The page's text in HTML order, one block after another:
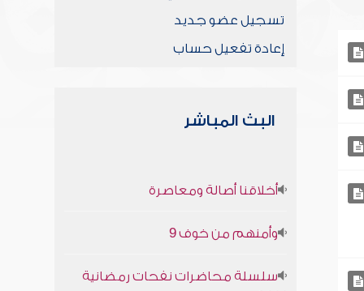
تسجيل عضو جديد
إعادة تفعيل حساب
البث المباشر
أخلاقنا أصالة ومعاصرة
وأمنهم من خوف 9
سلسلة محاضرات نفحات رمضانية